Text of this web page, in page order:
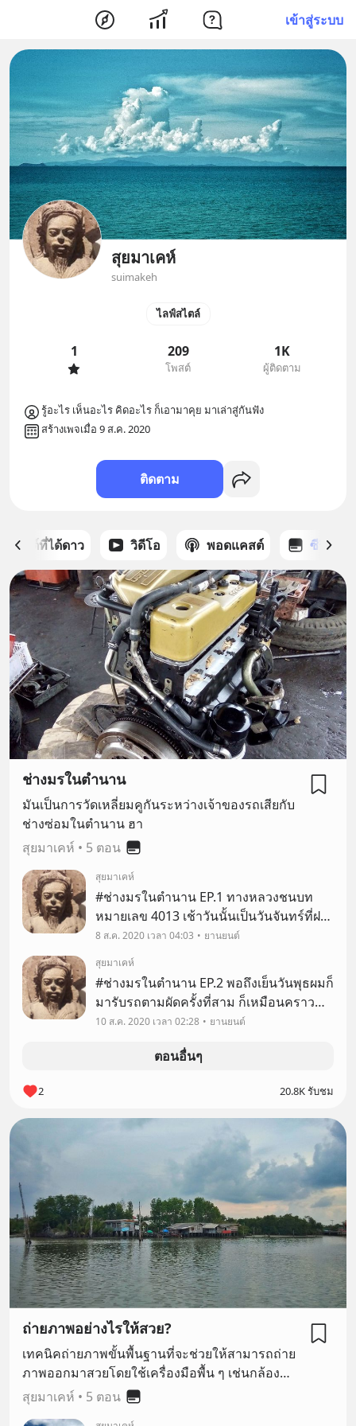
เข้าสู่ระบบ
สุยมาเคห์
suimakeh
ไลฟ์สไตล์
1 209
โพสต์
1K
ผู้ติดตาม
รู้อะไร เห็นอะไร คิดอะไร ก็เอามาคุย มาเล่าสู่กันฟัง
สร้างเพจเมื่อ 9 ส.ค. 2020
ติดตาม
โพสต์ที่ได้ดาว วิดีโอ พอดแคสต์ ซีรีส์
ช่างมรในตำนาน
มันเป็นการวัดเหลี่ยมคูกันระหว่างเจ้าของรถเสียกับ
ช่างซ่อมในตำนาน ฮา
สุยมาเคห์ • 5 ตอน
สุยมาเคห์
#ช่างมรในตำนาน EP.1 ทางหลวงชนบท
หมายเลข 4013 เช้าวันนั้นเป็นวันจันทร์ที่ฝน
โปรยปราย ระหว่างที่ผมขับรถฝ่าฝนไป
ทำงานได้ราวครึ่งทางก็ได้ยินเสียง
เครื่องยนต์ทำงานผิดปกติ ผมชะลอรถลง
กำลังจะเบนเข้าข้างทางเพื่อจ
8 ส.ค. 2020 เวลา 04:03
ยานยนต์
สุยมาเคห์
#ช่างมรในตำนาน EP.2 พอถึงเย็นวันพุธผมก็
มารับรถตามผัดครั้งที่สาม ก็เหมือนคราว
ก่อนราวกับแกะอะไรจะปานนั้น รถยังซ่อม
ความรู้สึกผิดระดับดาราตุ๊กตาทองของฮอลี่วู้
10 ส.ค. 2020 เวลา 02:28 ยานยนต์
ตอนอื่นๆ
2 20.8K รับชม
ถ่ายภาพอย่างไรให้สวย?
เทคนิคถ่ายภาพขั้นพื้นฐานที่จะช่วยให้สามารถถ่าย
ภาพออกมาสวยโดยใช้เครื่องมือพื้น ๆ เช่นกล้อง
คอมแพคหรือกล้องมือถือ เป็นต้น
สุยมาเคห์ • 5 ตอน